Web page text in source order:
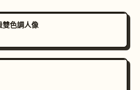
雙色調人像